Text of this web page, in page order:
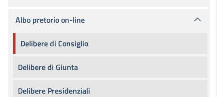
Albo pretorio on-line
Delibere di Consiglio
Delibere di Giunta
Delibere Presidenziali